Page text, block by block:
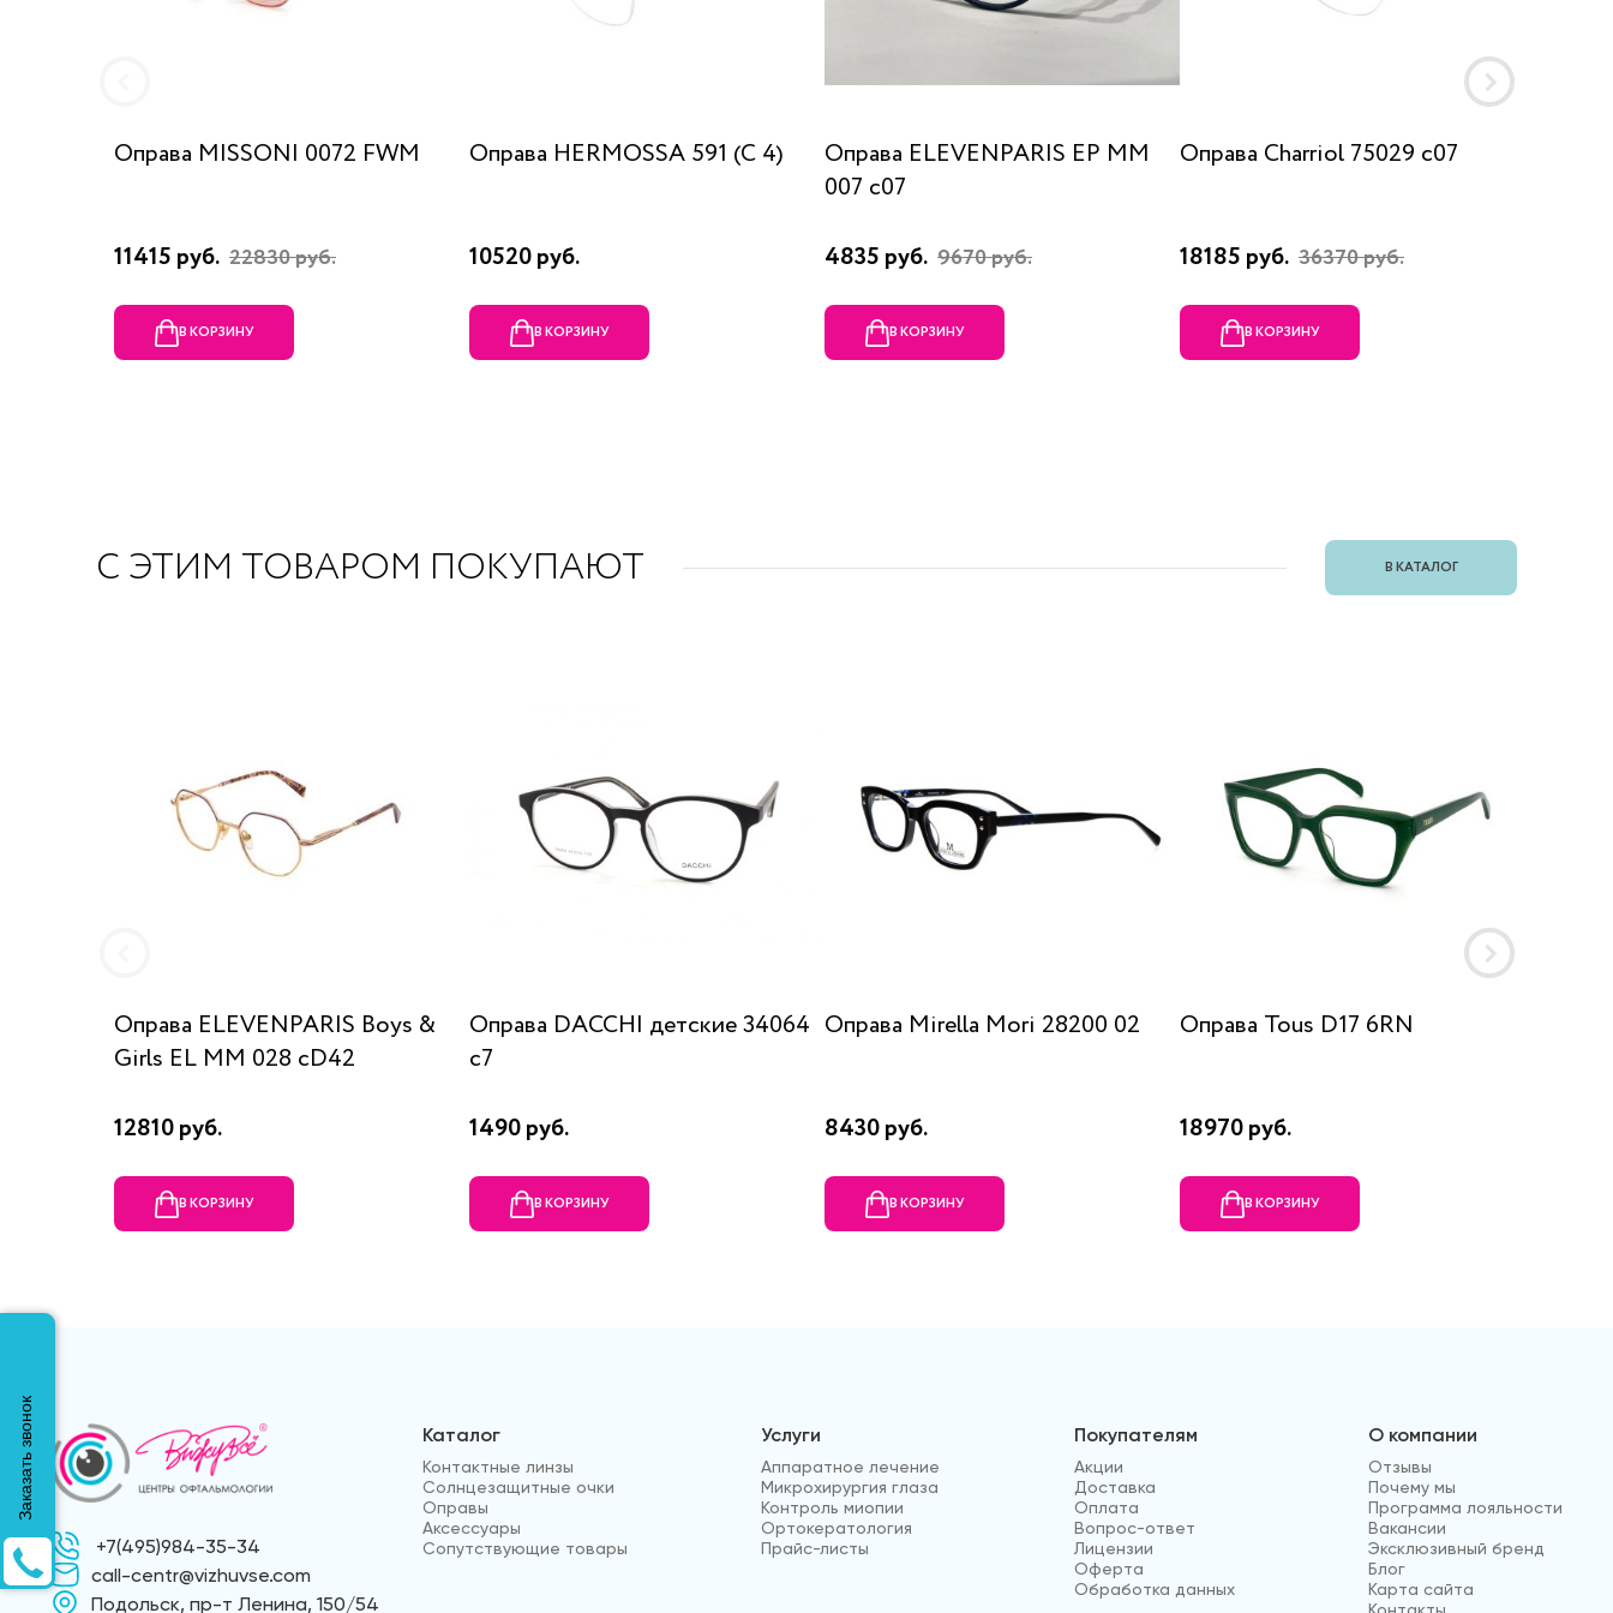
Оправа MISSONI 0072 FWM
11415 руб. 22830 руб.
В КОРЗИНУ
Оправа HERMOSSA 591 (C 4)
10520 руб.
В КОРЗИНУ
Оправа ELEVENPARIS EP MM
007 c07
4835 руб. 9670 руб.
В КОРЗИНУ
Оправа Charriol 75029 c07
18185 руб. 36370 руб.
В КОРЗИНУ
С ЭТИМ ТОВАРОМ ПОКУПАЮТ В КАТАЛОГ
Оправа ELEVENPARIS Boys &
Girls EL MM 028 cD42
12810 руб.
В КОРЗИНУ
Оправа DACCHI детские 34064
c7
1490 руб.
В КОРЗИНУ
Оправа Mirella Mori 28200 02
8430 руб.
В КОРЗИНУ
Оправа Tous D17 6RN
18970 руб.
В КОРЗИНУ
+7(495)984-35-34
call-centr@vizhuvse.com
Подольск, пр-т Ленина, 150/54
Каталог
Контактные линзы
Солнцезащитные очки
Оправы
Аксессуары
Сопутствующие товары
Услуги
Аппаратное лечение
Микрохирургия глаза
Контроль миопии
Ортокератология
Прайс-листы
Покупателям
Акции
Доставка
Оплата
Вопрос-ответ
Лицензии
Оферта
Обработка данных
О компании
Отзывы
Почему мы
Программа лояльности
Вакансии
Эксклюзивный бренд
Блог
Карта сайта
Заказать звонок